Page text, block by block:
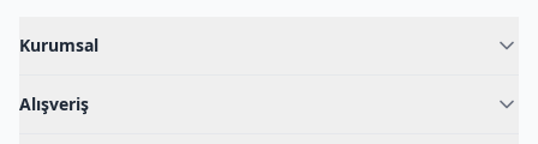
Kurumsal
Blog
Alışveriş